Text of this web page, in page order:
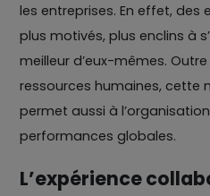
les entreprises. En effet, des
plus motivés, plus enclins à
meilleur d’eux-mêmes.
ressources humaines, cette
permet aussi à
performances globales.
L’expérience